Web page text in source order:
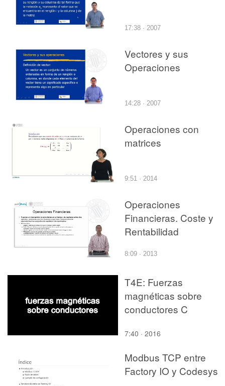
17:38 · 2007
Vectores y sus
Operaciones
14:28 · 2007
Operaciones con
matrices
9:51 · 2014
Operaciones
Financieras. Coste y
Rentabilidad
8:09 · 2013
T4E: Fuerzas
magnéticas sobre
conductores C
7:40 · 2016
Modbus TCP entre
Factory IO y Codesys